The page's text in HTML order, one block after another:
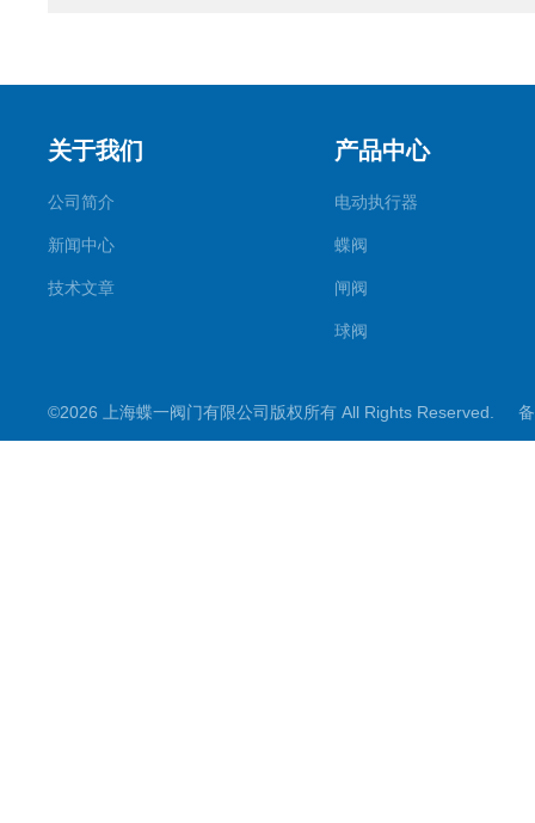
关于我们
公司简介
新闻中心
技术文章
产品中心
电动执行器
蝶阀
闸阀
球阀
截止阀
©2026 上海蝶一阀门有限公司版权所有 All Rights Reserved.